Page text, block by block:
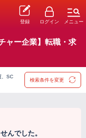
登録 ログイン メニュー
ャー企業】転職・求
、SC
検索条件を変更
んでした。